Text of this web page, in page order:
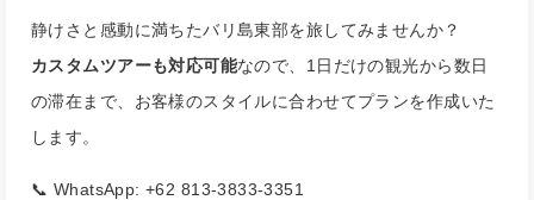
静けさと感動に満ちたバリ島東部を旅してみませんか？
カスタムツアーも対応可能なので、1日だけの観光から数日
の滞在まで、お客様のスタイルに合わせてプランを作成いた
します。
📞 WhatsApp: +62 813-3833-3351